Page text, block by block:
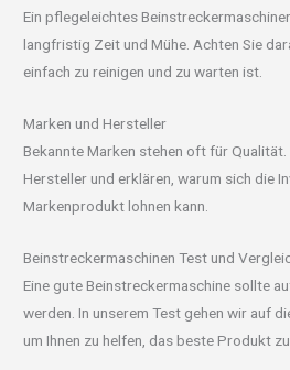
Ein pflegeleichtes
langfristig Zeit und Mühe. Achten Sie
einfach zu reinigen und zu warten ist.
Marken und Hersteller
Bekannte Marken stehen oft für
Hersteller und erklären, warum sich die
Markenprodukt lohnen kann.
Beinstreckermaschinen Test und
Eine gute Beinstreckermaschine sollte
werden. In unserem Test gehen wir auf
um Ihnen zu helfen, das beste Produkt zu